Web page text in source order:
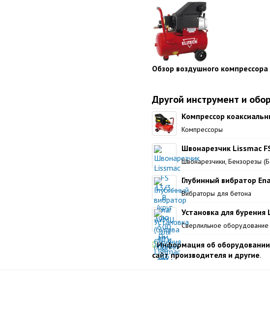
Обзор воздушного
Другой инструмент и
Компрессор
Компрессоры
Швонарезчик Lissmac
Швонарезчики, Бензорезы
Глубинный вибратор
Вибраторы для бетона
Установка для
Сверлильное оборудование
Информация об
сайт производителя и другие.